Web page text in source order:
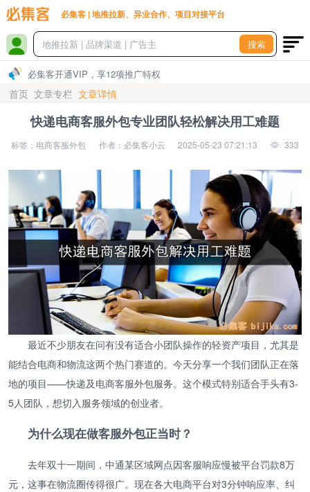
必集客 | 地推拉新、异业合作、项目对接平台
搜索
必集客开通VIP，享12项推广特权
首页 文章专栏 文章详情
快递电商客服外包专业团队轻松解决用工难题
标签：电商客服外包 作者：必集客小云 2025-05-23 07:21:13 333
最近不少朋友在问有没有适合小团队操作的轻资产项目，尤其是
能结合电商和物流这两个热门赛道的。今天分享一个我们团队正在落
地的项目——快递及电商客服外包服务。这个模式特别适合手头有3-
5人团队，想切入服务领域的创业者。
为什么现在做客服外包正当时？
去年双十一期间，中通某区域网点因客服响应慢被平台罚款8万
元，这事在物流圈传得很广。现在各大电商平台对3分钟响应率、纠